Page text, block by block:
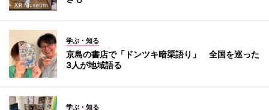
学ぶ・知る
京島の書店で「ドンツキ暗渠語り」 全国を巡った
3人が地域語る
学ぶ・知る